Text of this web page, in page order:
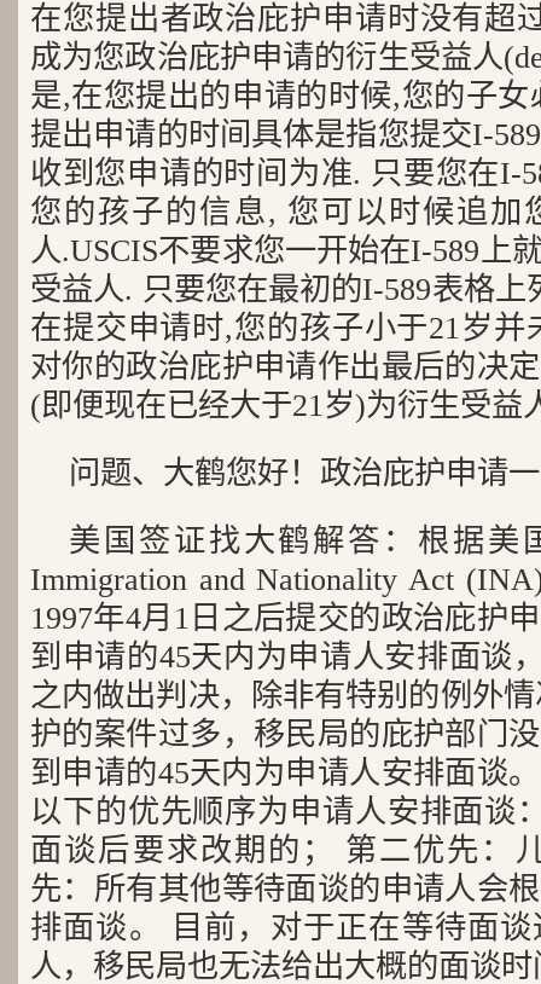
在您提出者政治庇护申请时没有超
成为您政治庇护申请的衍生受益人
是,在您提出的申请的时候,您的子女
提出申请的时间具体是指您提交I-
收到您申请的时间为准. 只要您在I-
您的孩子的信息, 您可以时候追加
人.USCIS不要求您一开始在I-589上
受益人. 只要您在最初的I-589表格
在提交申请时,您的孩子小于21岁并
对你的政治庇护申请作出最后的决
(即便现在已经大于21岁)为衍生受益
问题、大鹤您好！政治庇护申请
美国签证找大鹤解答：根据美
Immigration and Nationality Act
1997年4月1日之后提交的政治庇护
到申请的45天内为申请人安排面谈
之内做出判决，除非有特别的例外
护的案件过多，移民局的庇护部门
到申请的45天内为申请人安排面谈
以下的优先顺序为申请人安排面谈
面谈后要求改期的； 第二优先：
先：所有其他等待面谈的申请人会
排面谈。 目前，对于正在等待面
人，移民局也无法给出大概的面谈时